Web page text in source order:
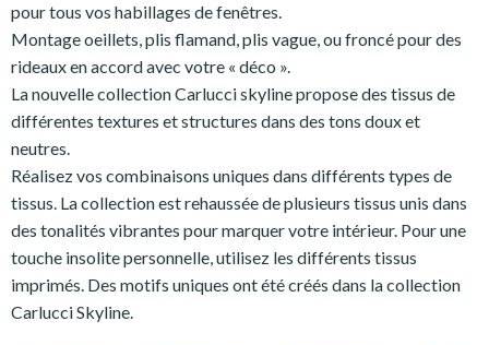
pour tous vos habillages de fenêtres.
Montage oeillets, plis flamand, plis vague, ou froncé pour des
rideaux en accord avec votre « déco ».
La nouvelle collection Carlucci skyline propose des tissus de
différentes textures et structures dans des tons doux et
neutres.
Réalisez vos combinaisons uniques dans différents types de
tissus. La collection est rehaussée de plusieurs tissus unis dans
des tonalités vibrantes pour marquer votre intérieur. Pour une
touche insolite personnelle, utilisez les différents tissus
imprimés. Des motifs uniques ont été créés dans la collection
Carlucci Skyline.